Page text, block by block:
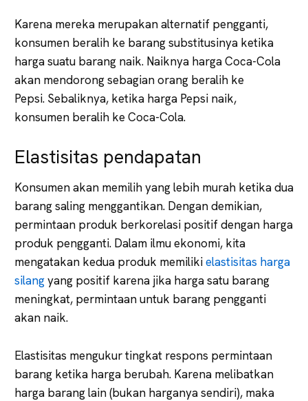
Karena mereka merupakan alternatif pengganti,
konsumen beralih ke barang substitusinya ketika
harga suatu barang naik. Naiknya harga Coca-Cola
akan mendorong sebagian orang beralih ke
Pepsi. Sebaliknya, ketika harga Pepsi naik,
konsumen beralih ke Coca-Cola.
Elastisitas pendapatan
Konsumen akan memilih yang lebih murah ketika dua
barang saling menggantikan. Dengan demikian,
permintaan produk berkorelasi positif dengan harga
produk pengganti. Dalam ilmu ekonomi, kita
mengatakan kedua produk memilikielastisitas harga
silangyang positif karena jika harga satu barang
meningkat, permintaan untuk barang pengganti
akan naik.
Elastisitas mengukur tingkat respons permintaan
barang ketika harga berubah. Karena melibatkan
harga barang lain (bukan harganya sendiri), maka